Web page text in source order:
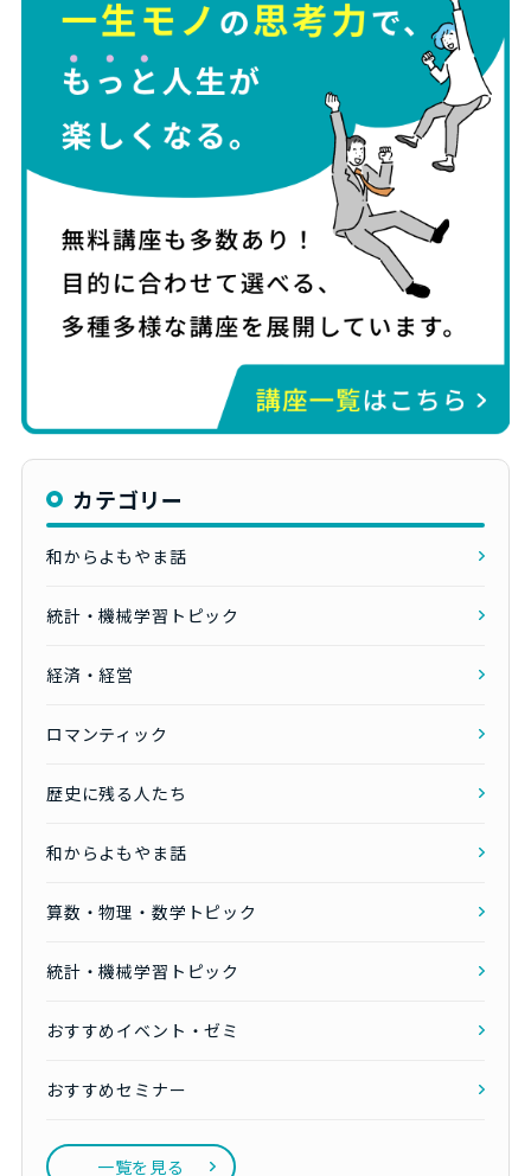
カテゴリー
和からよもやま話
統計・機械学習トピック
経済・経営
ロマンティック
歴史に残る人たち
和からよもやま話
算数・物理・数学トピック
統計・機械学習トピック
おすすめイベント・ゼミ
おすすめセミナー
一覧を見る